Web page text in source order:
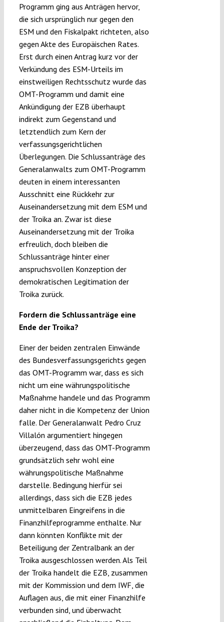
Projects
Programm ging aus Anträgen hervor,
die sich ursprünglich nur gegen den
ESM und den Fiskalpakt richteten, also
gegen Akte des Europäischen Rates.
Erst durch einen Antrag kurz vor der
Verkündung des ESM-Urteils im
einstweiligen Rechtsschutz wurde das
OMT-Programm und damit eine
Ankündigung der EZB überhaupt
indirekt zum Gegenstand und
letztendlich zum Kern der
verfassungsgerichtlichen
Überlegungen. Die Schlussanträge des
Generalanwalts zum OMT-Programm
deuten in einem interessanten
Ausschnitt eine Rückkehr zur
Auseinandersetzung mit dem ESM und
der Troika an. Zwar ist diese
Auseinandersetzung mit der Troika
erfreulich, doch bleiben die
Schlussanträge hinter einer
anspruchsvollen Konzeption der
demokratischen Legitimation der
Troika zurück.
Fordern die Schlussanträge eine
Ende der Troika?
Einer der beiden zentralen Einwände
des Bundesverfassungsgerichts gegen
das OMT-Programm war, dass es sich
nicht um eine währungspolitische
Maßnahme handele und das Programm
daher nicht in die Kompetenz der Union
falle. Der Generalanwalt Pedro Cruz
Villalón argumentiert hingegen
überzeugend, dass das OMT-Programm
grundsätzlich sehr wohl eine
währungspolitische Maßnahme
darstelle. Bedingung hierfür sei
allerdings, dass sich die EZB jedes
unmittelbaren Eingreifens in die
Finanzhilfeprogramme enthalte. Nur
dann könnten Konflikte mit der
Beteiligung der Zentralbank an der
Troika ausgeschlossen werden. Als Teil
der Troika handelt die EZB, zusammen
mit der Kommission und dem IWF, die
Auflagen aus, die mit einer Finanzhilfe
verbunden sind, und überwacht